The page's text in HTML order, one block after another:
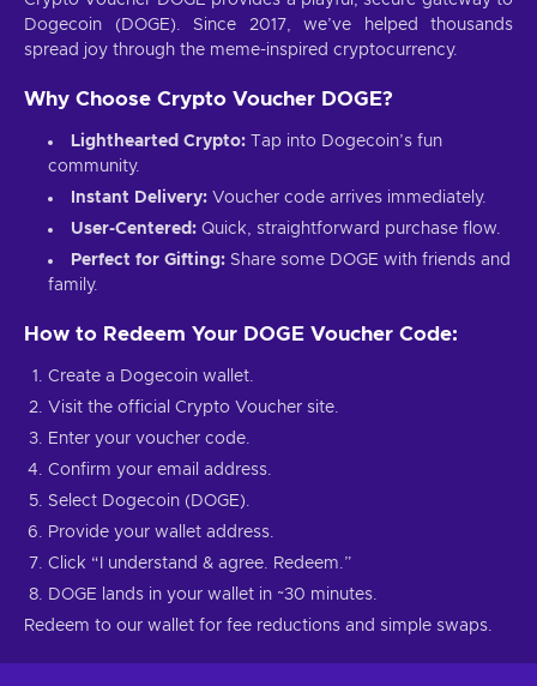
Dogecoin (DOGE). Since 2017, we’ve helped thousands
spread joy through the meme-inspired cryptocurrency.
Why Choose Crypto Voucher DOGE?
Lighthearted Crypto: Tap into Dogecoin’s fun
community.
Instant Delivery: Voucher code arrives immediately.
User-Centered: Quick, straightforward purchase flow.
Perfect for Gifting: Share some DOGE with friends and
family.
How to Redeem Your DOGE Voucher Code:
Create a Dogecoin wallet.
Visit the official Crypto Voucher site.
Enter your voucher code.
Confirm your email address.
Select Dogecoin (DOGE).
Provide your wallet address.
Click “I understand & agree. Redeem.”
DOGE lands in your wallet in ~30 minutes.
Redeem to our wallet for fee reductions and simple swaps.